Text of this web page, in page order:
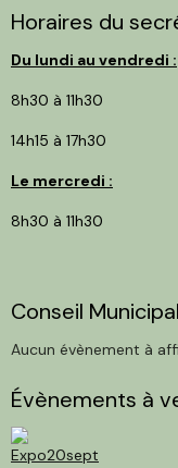
Horaires du
Du lundi au vendredi :
8h30 à 11h30
14h15 à 17h30
Le mercredi :
8h30 à 11h30
Conseil Municipal
Aucun évènement à
Évènements à